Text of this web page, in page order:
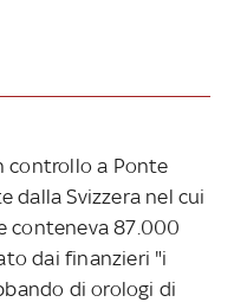
controllo a Ponte
dalla Svizzera nel cui
conteneva 87.000
dai finanzieri "i
di orologi di